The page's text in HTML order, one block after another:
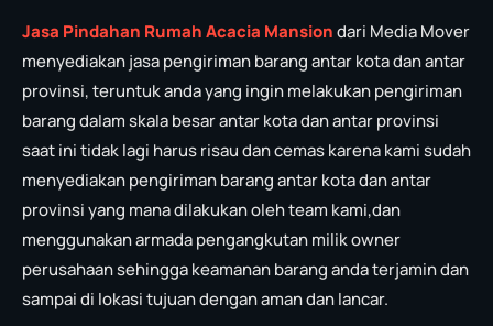
Jasa Pindahan Rumah Acacia Mansiondari Media Mover
menyediakan jasa pengiriman barang antar kota dan antar
provinsi, teruntuk anda yang ingin melakukan pengiriman
barang dalam skala besar antar kota dan antar provinsi
saat ini tidak lagi harus risau dan cemas karena kami sudah
menyediakan pengiriman barang antar kota dan antar
provinsi yang mana dilakukan oleh team kami,dan
menggunakan armada pengangkutan milik owner
perusahaan sehingga keamanan barang anda terjamin dan
sampai di lokasi tujuan dengan aman dan lancar.